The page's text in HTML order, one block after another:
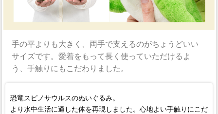
手の平よりも大きく、両手で支えるのがちょうどいい
サイズです。愛着をもって長く使っていただけるよ
う、手触りにもこだわりました。
恐竜スピノサウルスのぬいぐるみ。
より水中生活に適した体を再現しました。心地よい手触りにこだ